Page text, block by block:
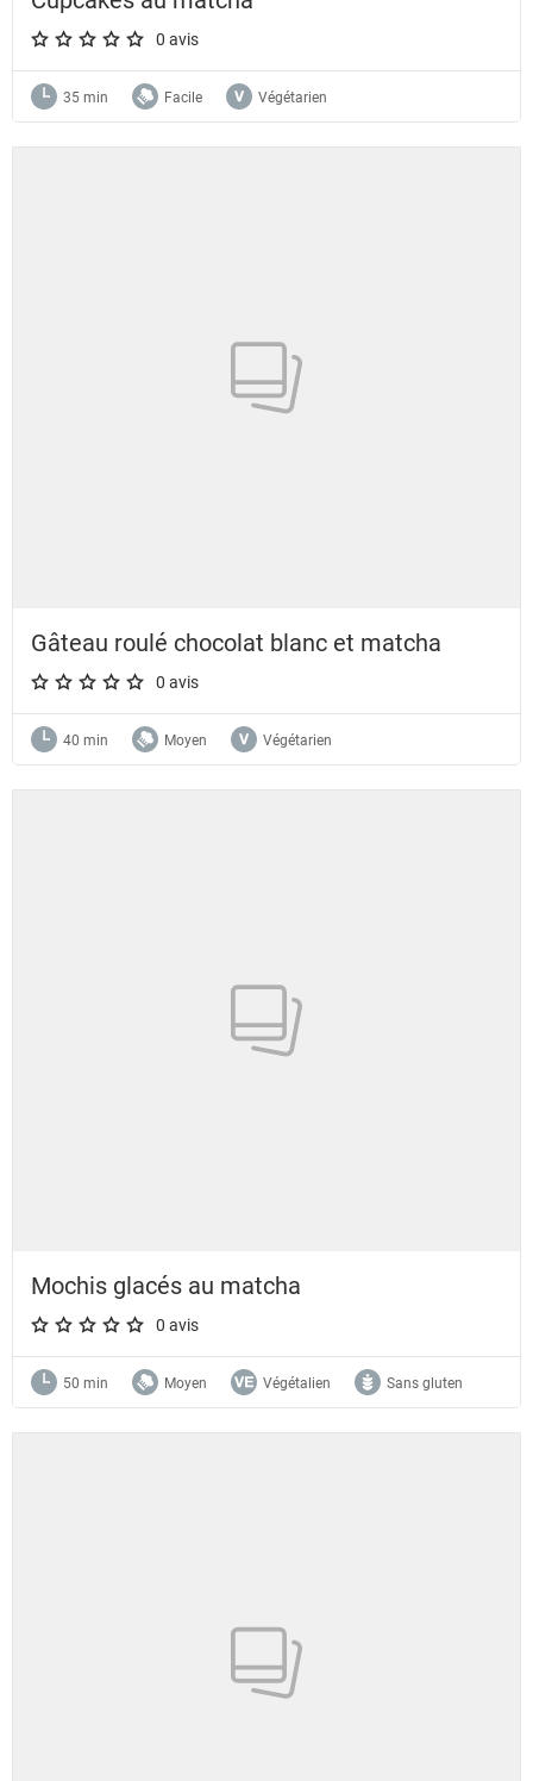
A star rating of 0 out of 5.
0 avis
35 min Facile Végétarien
Gâteau roulé chocolat blanc et matcha
A star rating of 0 out of 5.
0 avis
40 min Moyen Végétarien
Mochis glacés au matcha
A star rating of 0 out of 5.
0 avis
50 min Moyen Végétalien Sans gluten